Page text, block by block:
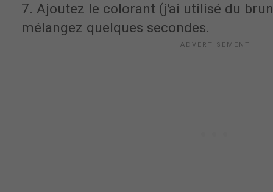
7. Ajoutez le colorant (j'ai utilisé du
mélangez quelques secondes.